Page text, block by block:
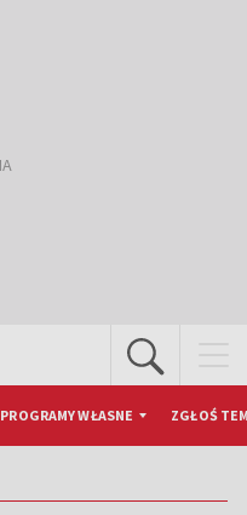
PROGRAMY WŁASNE ZGŁOŚ